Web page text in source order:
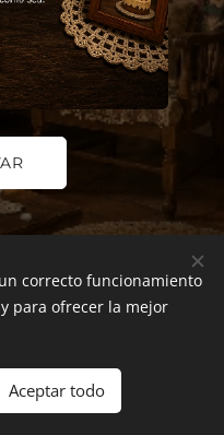
Cookies
correcto funcionamiento
para ofrecer la mejor
Aceptar todo